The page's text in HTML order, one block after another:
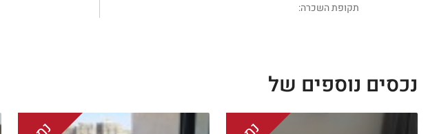
תקופת השכרה:
נכסים נוספים של